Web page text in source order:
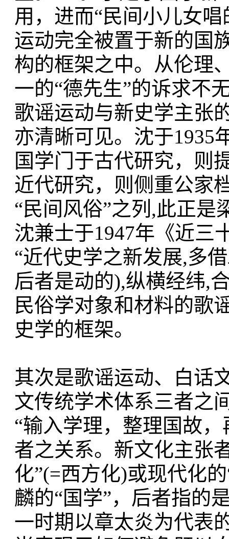
用，进而“民间小儿女
运动完全被置于新的国
构的框架之中。从伦理
一的“德先生”的诉求不
歌谣运动与新史学主张
亦清晰可见。沈于1935
国学门于古代研究，则
近代研究，则侧重公家
“民间风俗”之列,此正是
沈兼士于1947年《近三
“近代史学之新发展,多
后者是动的),纵横经纬,
民俗学对象和材料的歌
史学的框架。
其次是歌谣运动、白话
文传统学术体系三者之
“输入学理，整理国故，
者之关系。新文化主张
化”(=西方化)或现代化
麟的“国学”，后者指的
一时期以章太炎为代表